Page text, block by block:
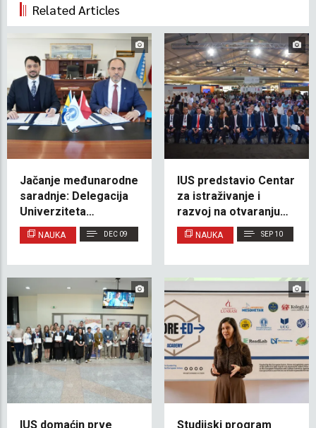
Related Articles
Jačanje međunarodne
saradnje: Delegacija
Univerziteta
Pamukkale u posjeti
IUS-u
NAUKA DEC 09
IUS predstavio Centar
za istraživanje i
razvoj na otvaranju
sajma ZEPS 2025
NAUKA SEP 10
IUS domaćin prve
Studijski program